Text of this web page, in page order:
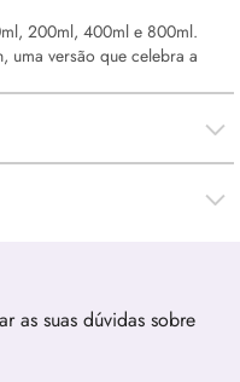
200ml, 400ml e 800ml.
uma versão que celebra a
as suas dúvidas sobre